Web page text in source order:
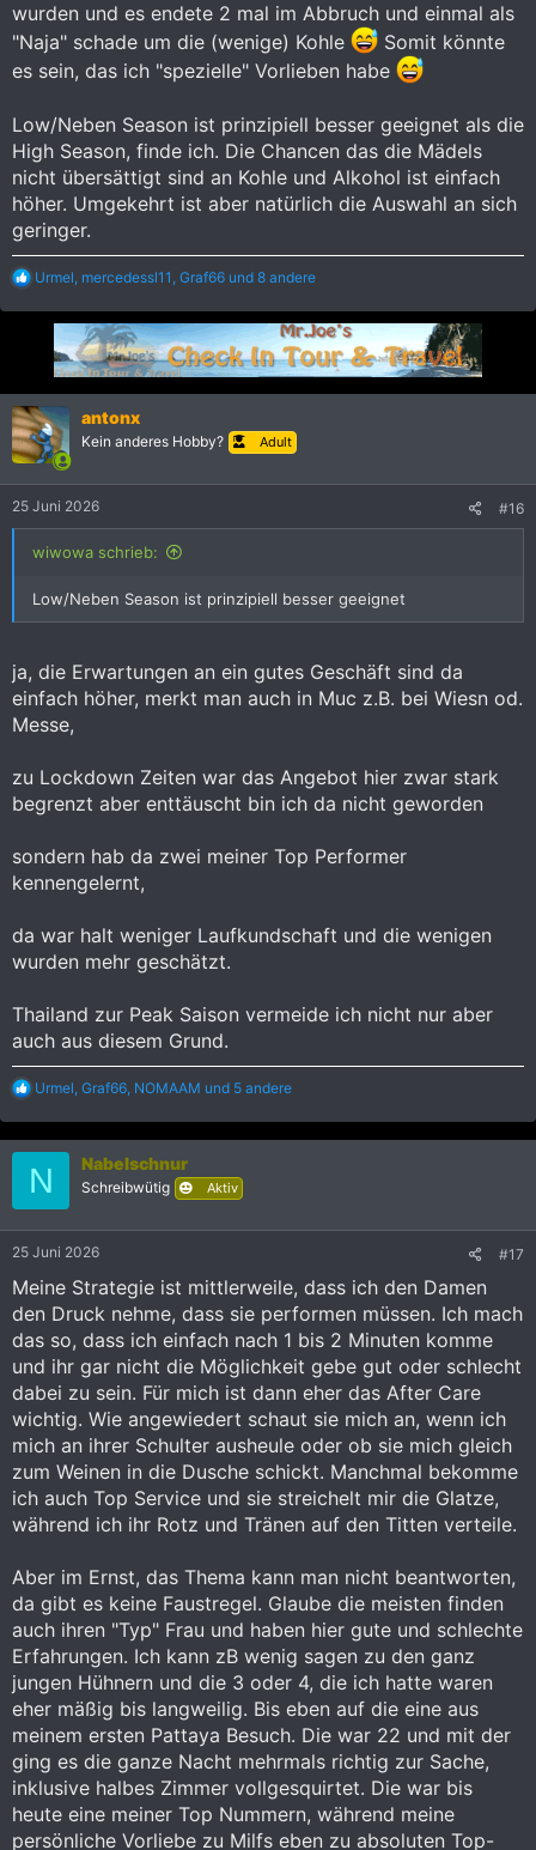
wurden und es endete 2 mal im Abbruch und einmal als
"Naja" schade um die (wenige) Kohle
Somit könnte
es sein, das ich "spezielle" Vorlieben habe
Low/Neben Season ist prinzipiell besser geeignet als die
High Season, finde ich. Die Chancen das die Mädels
nicht übersättigt sind an Kohle und Alkohol ist einfach
höher. Umgekehrt ist aber natürlich die Auswahl an sich
geringer.
R
a
o
n
e
n
:
Urmel mercedessl11 Graf66 und 8 andere
antonx
Kein anderes Hobby? Adult
25 Juni 2026 #16
wiwowa schrieb:
Low/Neben Season ist prinzipiell besser geeignet
ja, die Erwartungen an ein gutes Geschäft sind da
einfach höher, merkt man auch in Muc z.B. bei Wiesn od.
Messe,
zu Lockdown Zeiten war das Angebot hier zwar stark
begrenzt aber enttäuscht bin ich da nicht geworden
sondern hab da zwei meiner Top Performer
kennengelernt,
da war halt weniger Laufkundschaft und die wenigen
wurden mehr geschätzt.
Thailand zur Peak Saison vermeide ich nicht nur aber
auch aus diesem Grund.
R
a
k
n
Urmel, Graf66, NOMAAM und 5 andere
N Nabelschnur
Schreibwütig Aktiv
25 Juni 2026 #17
Meine Strategie ist mittlerweile, dass ich den Damen
den Druck nehme, dass sie performen müssen. Ich mach
das so, dass ich einfach nach 1 bis 2 Minuten komme
und ihr gar nicht die Möglichkeit gebe gut oder schlecht
dabei zu sein. Für mich ist dann eher das After Care
wichtig. Wie angewiedert schaut sie mich an, wenn ich
mich an ihrer Schulter ausheule oder ob sie mich gleich
zum Weinen in die Dusche schickt. Manchmal bekomme
ich auch Top Service und sie streichelt mir die Glatze,
während ich ihr Rotz und Tränen auf den Titten verteile.
Aber im Ernst, das Thema kann man nicht beantworten,
da gibt es keine Faustregel. Glaube die meisten finden
auch ihren "Typ" Frau und haben hier gute und schlechte
Erfahrungen. Ich kann zB wenig sagen zu den ganz
jungen Hühnern und die 3 oder 4, die ich hatte waren
eher mäßig bis langweilig. Bis eben auf die eine aus
meinem ersten Pattaya Besuch. Die war 22 und mit der
ging es die ganze Nacht mehrmals richtig zur Sache,
inklusive halbes Zimmer vollgesquirtet. Die war bis
heute eine meiner Top Nummern, während meine
persönliche Vorliebe zu Milfs eben zu absoluten Top-